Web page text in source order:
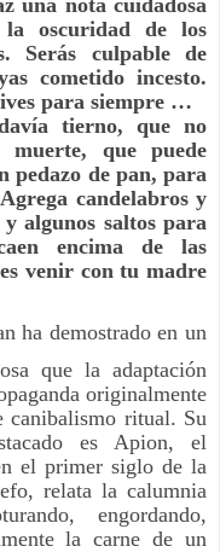
oscuridad de los
Serás culpable de
cometido incesto.
para siempre …
tierno, que no
que puede
pedazo de pan, para
candelabros y
algunos saltos para
encima de las
venir con tu madre
ha demostrado en un
que la adaptación
originalmente
canibalismo ritual. Su
es Apion, el
el primer siglo de la
relata la calumnia
engordando,
la carne de un